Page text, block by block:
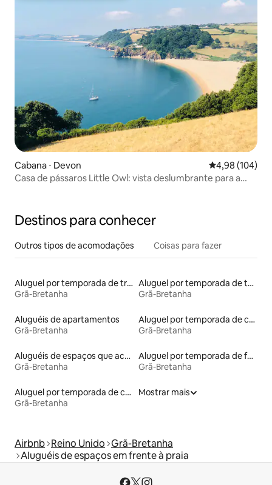
Cabana ⋅ Devon 4,98 de uma
4,98 (104)
Casa de pássaros Little Owl: vista deslumbrante para a
Destinos para conhecer
Outros tipos de acomodações Coisas para fazer
Aluguel por temporada de trailers
Grã-Bretanha
Aluguel por temporada de tendas tipi
Grã-Bretanha
Aluguéis de apartamentos
Grã-Bretanha
Aluguel por temporada de cabanas de pastor
Grã-Bretanha
Aluguéis de espaços que aceitam animais de estimação
Grã-Bretanha
Aluguel por temporada de faróis
Grã-Bretanha
Aluguel por temporada de casas na terra
Grã-Bretanha
Mostrar mais
Airbnb Reino Unido Grã-Bretanha
Aluguéis de espaços em frente à praia